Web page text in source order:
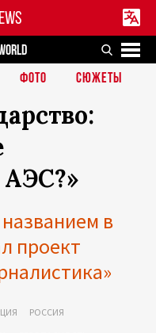
ФОТО СЮЖЕТЫ
в
проект
РОССИЯ